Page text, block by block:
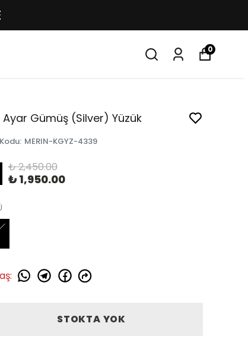
0
Gümüş (Silver) Yüzük
: MERIN-KGYZ-4339
₺ 2,450.00
₺ 1,950.00
:
STOKTA YOK